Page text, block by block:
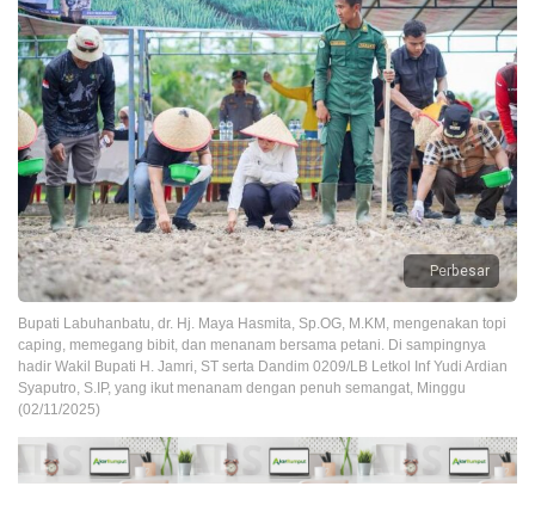
Perbesar
Bupati Labuhanbatu, dr. Hj. Maya Hasmita, Sp.OG, M.KM, mengenakan topi
caping, memegang bibit, dan menanam bersama petani. Di sampingnya
hadir Wakil Bupati H. Jamri, ST serta Dandim 0209/LB Letkol Inf Yudi Ardian
Syaputro, S.IP, yang ikut menanam dengan penuh semangat, Minggu
(02/11/2025)